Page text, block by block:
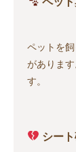
ペットを
がありま
す。
シー